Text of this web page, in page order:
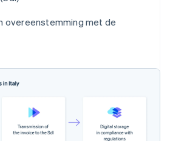
overeenstemming met de